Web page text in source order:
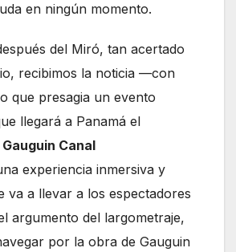
en ningún momento.
del Miró, tan acertado
recibimos la noticia —con
que presagia un evento
llegará a Panamá el
Gauguin Canal
experiencia inmersiva y
va a llevar a los espectadores
argumento del largometraje,
por la obra de Gauguin